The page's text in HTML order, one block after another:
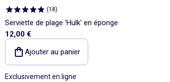
(18)
Serviette de plage 'Hulk' en éponge
12,00 €
Ajouter au panier
Exclusivement en ligne